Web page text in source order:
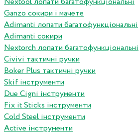
Ganzo сокири і мачете
Adimanti лопати багатофункціональні
Adimanti сокири
Nextorch лопати багатофункціональні
Сivivi тактичні ручки
Boker Plus тактичні ручки
Skif інструменти
Due Cigni інструменти
Fix it Sticks інструменти
Сold Steel інструменти
Active інструменти